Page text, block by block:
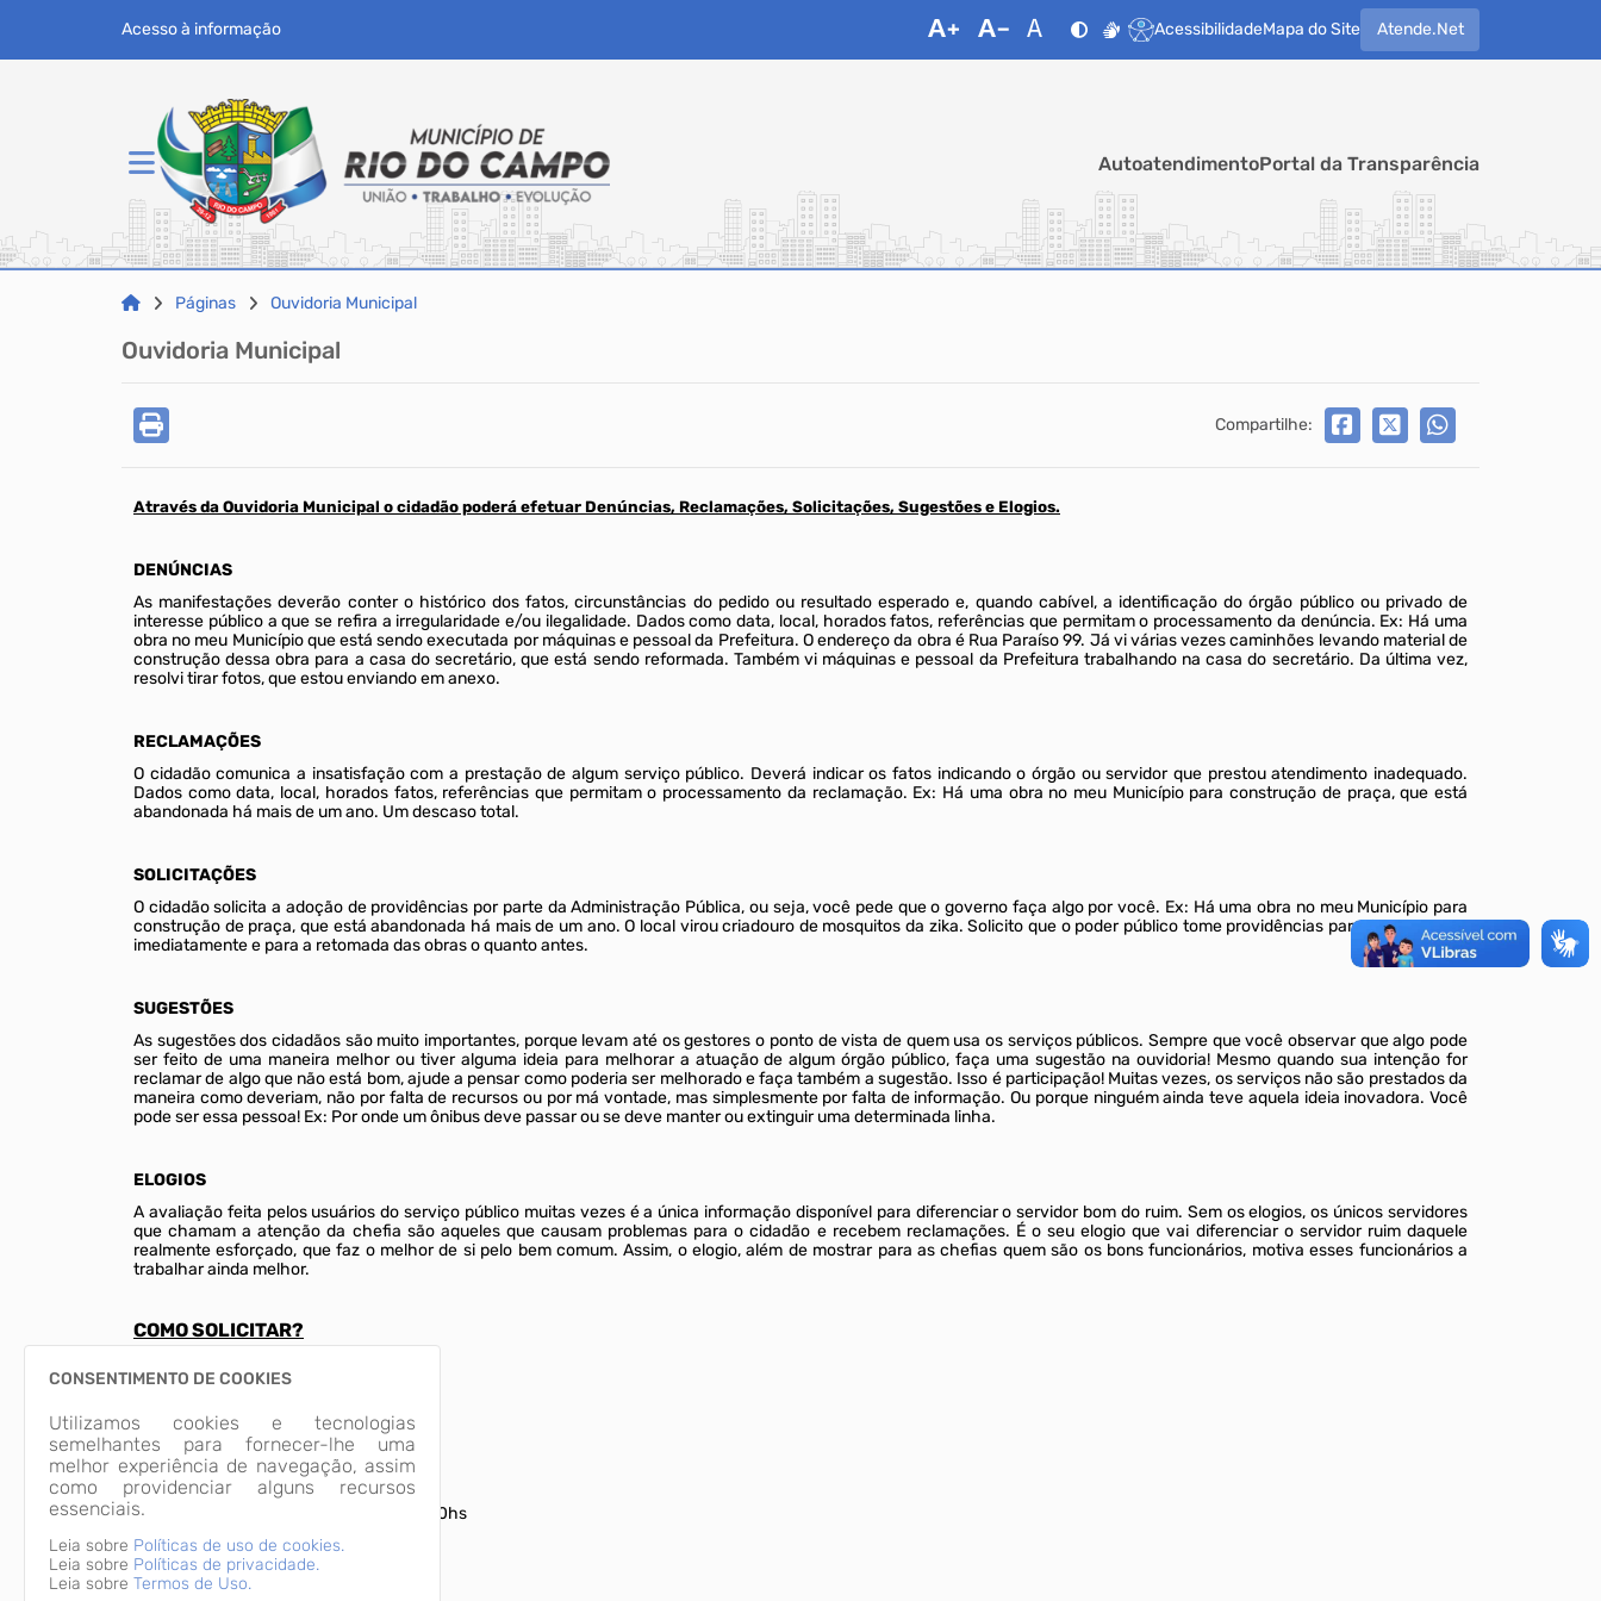
Acesso à informação AcessibilidadeMapa do Site Atende.Net
AutoatendimentoPortal da Transparência
Páginas Ouvidoria Municipal
Ouvidoria Municipal
Compartilhe:
Através da Ouvidoria Municipal o cidadão poderá efetuar Denúncias, Reclamações, Solicitações, Sugestões e Elogios.
DENÚNCIAS
As manifestações deverão conter o histórico dos fatos, circunstâncias do pedido ou resultado esperado e, quando cabível, a identificação do órgão público ou privado de
interesse público a que se refira a irregularidade e/ou ilegalidade. Dados como data, local, horados fatos, referências que permitam o processamento da denúncia. Ex: Há uma
obra no meu Município que está sendo executada por máquinas e pessoal da Prefeitura. O endereço da obra é Rua Paraíso 99. Já vi várias vezes caminhões levando material de
construção dessa obra para a casa do secretário, que está sendo reformada. Também vi máquinas e pessoal da Prefeitura trabalhando na casa do secretário. Da última vez,
resolvi tirar fotos, que estou enviando em anexo.
RECLAMAÇÕES
O cidadão comunica a insatisfação com a prestação de algum serviço público. Deverá indicar os fatos indicando o órgão ou servidor que prestou atendimento inadequado.
Dados como data, local, horados fatos, referências que permitam o processamento da reclamação. Ex: Há uma obra no meu Município para construção de praça, que está
abandonada há mais de um ano. Um descaso total.
SOLICITAÇÕES
O cidadão solicita a adoção de providências por parte da Administração Pública, ou seja, você pede que o governo faça algo por você. Ex: Há uma obra no meu Município para
construção de praça, que está abandonada há mais de um ano. O local virou criadouro de mosquitos da zika. Solicito que o poder público tome providências para limpar o local
imediatamente e para a retomada das obras o quanto antes.
SUGESTÕES
As sugestões dos cidadãos são muito importantes, porque levam até os gestores o ponto de vista de quem usa os serviços públicos. Sempre que você observar que algo pode
ser feito de uma maneira melhor ou tiver alguma ideia para melhorar a atuação de algum órgão público, faça uma sugestão na ouvidoria! Mesmo quando sua intenção for
reclamar de algo que não está bom, ajude a pensar como poderia ser melhorado e faça também a sugestão. Isso é participação! Muitas vezes, os serviços não são prestados da
maneira como deveriam, não por falta de recursos ou por má vontade, mas simplesmente por falta de informação. Ou porque ninguém ainda teve aquela ideia inovadora. Você
pode ser essa pessoa! Ex: Por onde um ônibus deve passar ou se deve manter ou extinguir uma determinada linha.
ELOGIOS
A avaliação feita pelos usuários do serviço público muitas vezes é a única informação disponível para diferenciar o servidor bom do ruim. Sem os elogios, os únicos servidores
que chamam a atenção da chefia são aqueles que causam problemas para o cidadão e recebem reclamações. É o seu elogio que vai diferenciar o servidor ruim daquele
realmente esforçado, que faz o melhor de si pelo bem comum. Assim, o elogio, além de mostrar para as chefias quem são os bons funcionários, motiva esses funcionários a
trabalhar ainda melhor.
COMO SOLICITAR?
Pela Internet:
https://falabr.cgu.gov.br/web/home
Pelo Telefone:
De segunda a sexta das 14:00hs as 17:00hs
Telefone: (47) 3564-8100
CONSENTIMENTO DE COOKIES
Utilizamos cookies e tecnologias
semelhantes para fornecer-lhe uma
melhor experiência de navegação, assim
como providenciar alguns recursos
essenciais.
Leia sobre Políticas de uso de cookies.
Leia sobre Políticas de privacidade.
Leia sobre Termos de Uso.